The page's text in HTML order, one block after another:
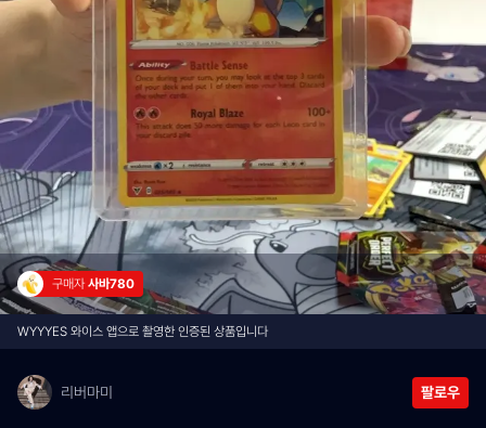
구매자 사바780
WYYYES 와이스 앱으로 촬영한 인증된 상품입니다
리버마미 팔로우